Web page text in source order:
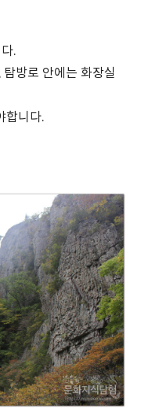
.
방로 안에는 화장실
합니다.